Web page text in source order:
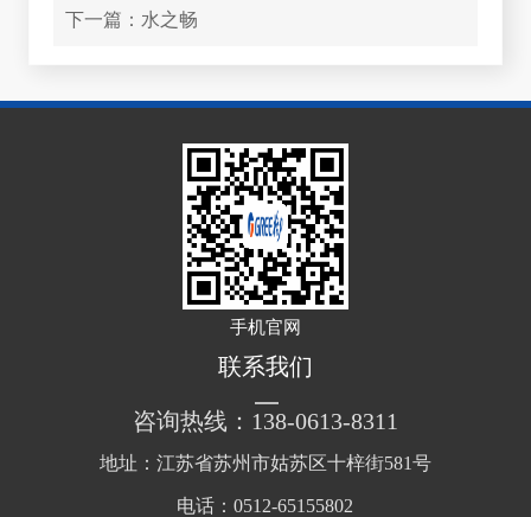
下一篇： 水之畅
手机官网
联系我们
咨询热线：138-0613-8311
地址：江苏省苏州市姑苏区十梓街581号
电话：0512-65155802